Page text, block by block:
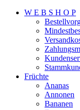
W E B S H O P
Früchte
Ananas
Annonen
Bananen